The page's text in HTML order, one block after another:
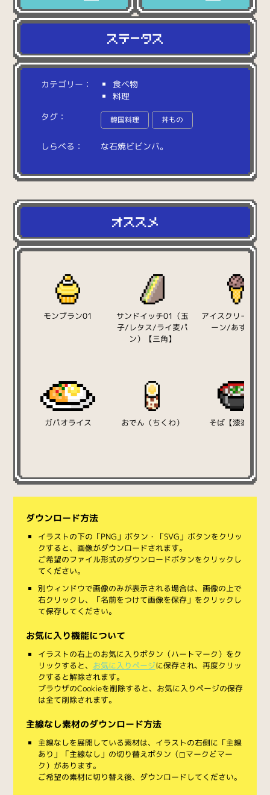
カテゴリー：
食べ物
料理
タグ：
韓国料理 丼もの
しらべる： な石焼ビビンバ。
モンブラン01
サンドイッチ01（玉
子/レタス/ライ麦パ
ン）【三角】
アイスクリーム（
ーン/あずき）
ガパオライス おでん（ちくわ） そば【漆塗り】
ダウンロード方法
イラストの下の「PNG」ボタン・「SVG」ボタンをクリッ
クすると、画像がダウンロードされます。
ご希望のファイル形式のダウンロードボタンをクリックし
てください。
別ウィンドウで画像のみが表示される場合は、画像の上で
右クリックし、「名前をつけて画像を保存」をクリックし
て保存してください。
お気に入り機能について
イラストの右上のお気に入りボタン（ハートマーク）をク
リックすると、 お気に入りページに保存され、再度クリッ
クすると解除されます。
ブラウザのCookieを削除すると、お気に入りページの保存
は全て削除されます。
主線なし素材のダウンロード方法
主線なしを展開している素材は、イラストの右側に「主線
あり」「主線なし」の切り替えボタン（◻︎マークと◼︎マー
ク）があります。
ご希望の素材に切り替え後、ダウンロードしてください。